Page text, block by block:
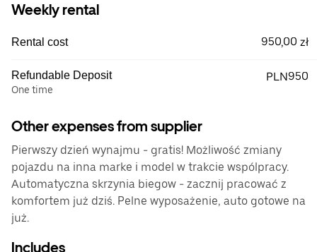
Weekly rental
Rental cost 950,00 zł
Refundable Deposit
One time
PLN950
Other expenses from supplier
Pierwszy dzień wynajmu - gratis! Możliwość zmiany
pojazdu na inna marke i model w trakcie wspólpracy.
Automatyczna skrzynia biegow - zacznij pracować z
komfortem już dziś. Pelne wyposażenie, auto gotowe na
już.
Includes